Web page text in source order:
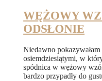
WĘŻOWY
ODSŁONIE
Niedawno
osiemdziesiątymi, w
spódnica w wężowy
bardzo przypadły do